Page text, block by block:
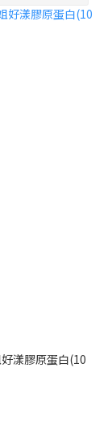
漾膠原蛋白(10